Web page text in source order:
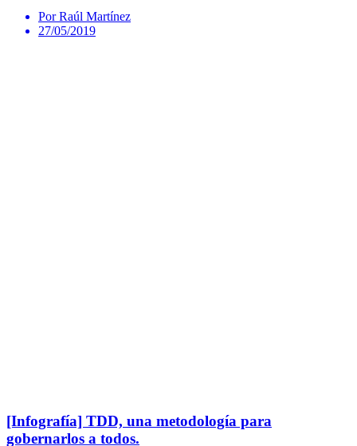
Por Raúl Martínez
27/05/2019
[Infografía] TDD, una metodología para
gobernarlos a todos.